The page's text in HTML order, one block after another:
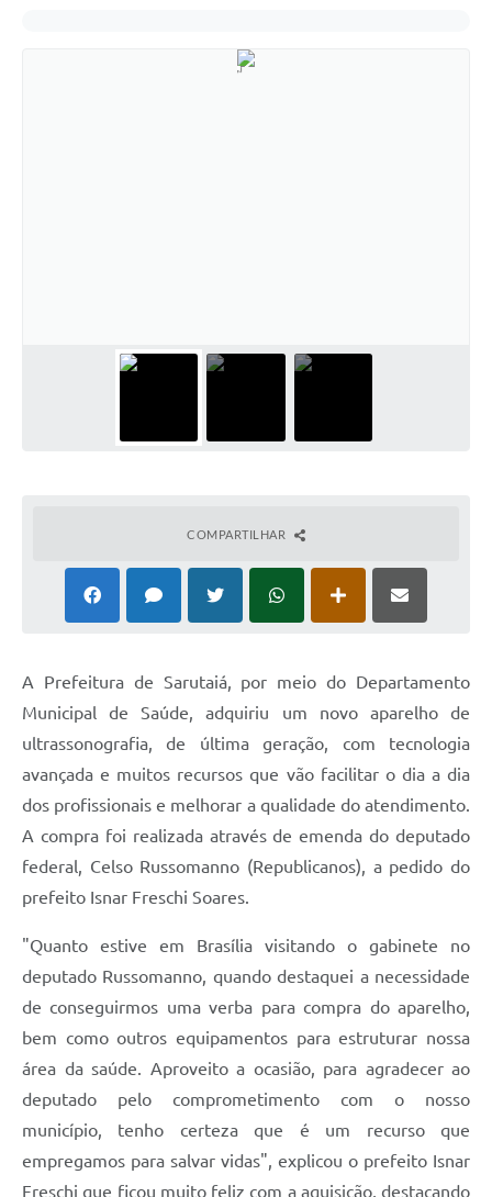
COMPARTILHAR
A Prefeitura de Sarutaiá, por meio do Departamento
Municipal de Saúde, adquiriu um novo aparelho de
ultrassonografia, de última geração, com tecnologia
avançada e muitos recursos que vão facilitar o dia a dia
dos profissionais e melhorar a qualidade do atendimento.
A compra foi realizada através de emenda do deputado
federal, Celso Russomanno (Republicanos), a pedido do
prefeito Isnar Freschi Soares.
"Quanto estive em Brasília visitando o gabinete no
deputado Russomanno, quando destaquei a necessidade
de conseguirmos uma verba para compra do aparelho,
bem como outros equipamentos para estruturar nossa
área da saúde. Aproveito a ocasião, para agradecer ao
deputado pelo comprometimento com o nosso
município, tenho certeza que é um recurso que
empregamos para salvar vidas", explicou o prefeito Isnar
Freschi que ficou muito feliz com a aquisição, destacando